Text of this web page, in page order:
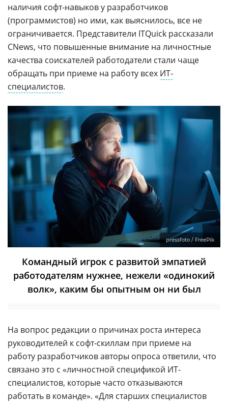
наличия софт-навыков у разработчиков
(программистов) но ими, как выяснилось, все не
ограничивается. Представители ITQuick рассказали
CNews, что повышенные внимание на личностные
качества соискателей работодатели стали чаще
обращать при приеме на работу всех ИТ-
специалистов.
pressfoto / FreePik
Командный игрок с развитой эмпатией
работодателям нужнее, нежели «одинокий
волк», каким бы опытным он ни был
На вопрос редакции о причинах роста интереса
руководителей к софт-скиллам при приеме на
работу разработчиков авторы опроса ответили, что
связано это с «личностной спецификой ИТ-
специалистов, которые часто отказываются
работать в команде». «Для старших специалистов